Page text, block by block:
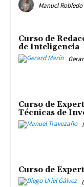
Manuel Robledo
Curso de
de Inteligencia
Curso de
Técnicas de
Curso de